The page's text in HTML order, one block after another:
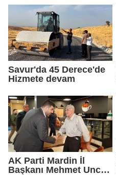
Savur'da 45 Derece'de
Hizmete devam
AK Parti Mardin İl
Başkanı Mehmet Uncu: